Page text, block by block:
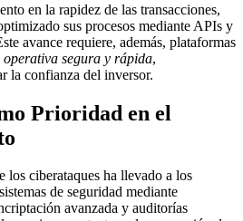
en la rapidez de las transacciones,
sus procesos mediante APIs y
avance requiere, además, plataformas
operativa segura y rápida,
la confianza del inversor.
Prioridad en el
los ciberataques ha llevado a los
de seguridad mediante
avanzada y auditorías